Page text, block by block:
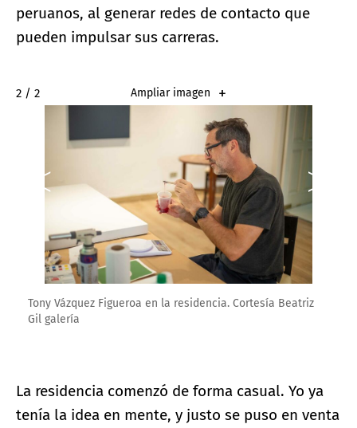
peruanos, al generar redes de contacto que
pueden impulsar sus carreras.
2 / 2 Ampliar imagen
Tony Vázquez Figueroa en la residencia. Cortesía Beatriz
Gil galería
La residencia comenzó de forma casual. Yo ya
tenía la idea en mente, y justo se puso en venta